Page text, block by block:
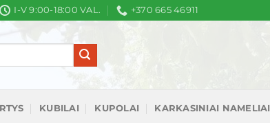
I-V 9:00-18:00 VAL. +370 665 46911
KUBILAI KUPOLAI KARKASINIAI NAMELIAI